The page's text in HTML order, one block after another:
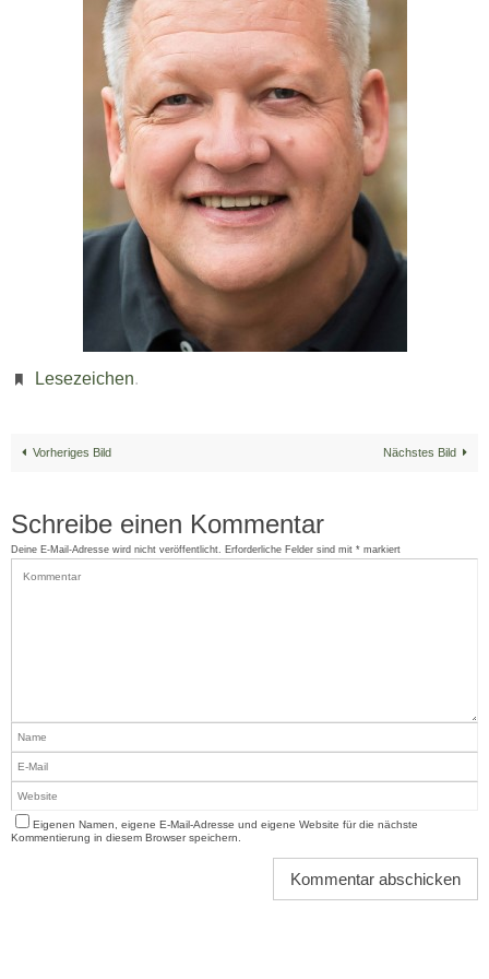
Lesezeichen.
Vorheriges Bild Nächstes Bild
Schreibe einen Kommentar
Deine E-Mail-Adresse wird nicht veröffentlicht. Erforderliche Felder sind mit * markiert
Eigenen Namen, eigene E-Mail-Adresse und eigene Website für die nächste
Kommentierung in diesem Browser speichern.